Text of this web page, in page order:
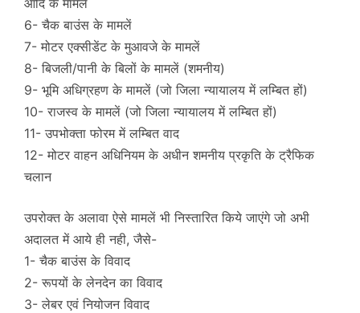
6- चैक बाउंस के मामलें
7- मोटर एक्सीडेंट के मुआवजे के मामलें
8- बिजली/पानी के बिलों के मामलें (शमनीय)
9- भूमि अधिग्रहण के मामलें (जो जिला न्यायालय में लम्बित हों)
10- राजस्व के मामलें (जो जिला न्यायालय में लम्बित हों)
11- उपभोक्ता फोरम में लम्बित वाद
12- मोटर वाहन अधिनियम के अधीन शमनीय प्रकृति के ट्रैफिक
चलान
उपरोक्त के अलावा ऐसे मामलें भी निस्तारित किये जाएंगे जो अभी
अदालत में आये ही नही, जैसे-
1- चैक बाउंस के विवाद
2- रूपयों के लेनदेन का विवाद
3- लेबर एवं नियोजन विवाद